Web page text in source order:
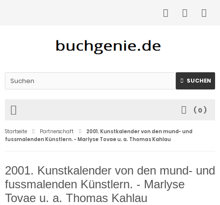
SUCHEN
( 0)
Startseite Partnerschaft
2001. Kunstkalender von den mund- und
fussmalenden Künstlern. - Marlyse Tovae u. a. Thomas Kahlau
2001. Kunstkalender von den mund- und
fussmalenden Künstlern. - Marlyse
Tovae u. a. Thomas Kahlau